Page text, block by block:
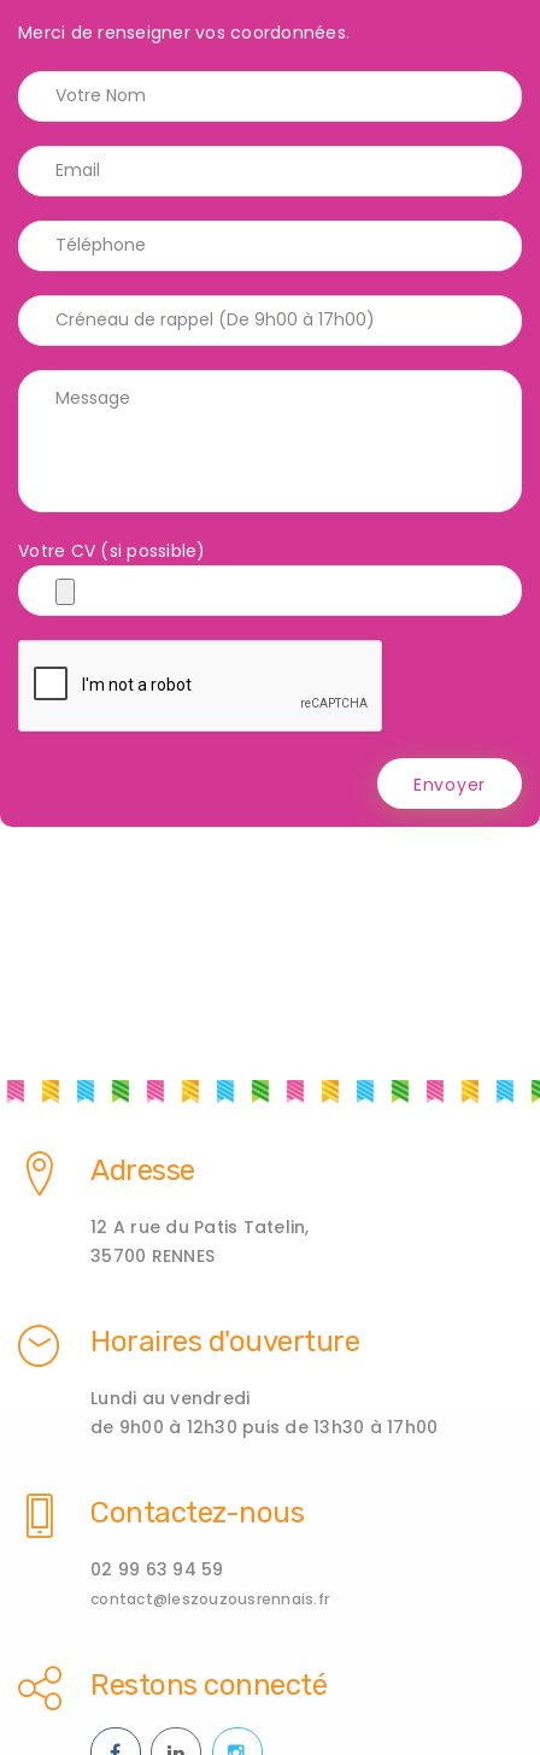
Merci de renseigner vos coordonnées.
Votre CV (si possible)
Envoyer
Adresse
12 A rue du Patis Tatelin,
35700 RENNES
Horaires d'ouverture
Lundi au vendredi
de 9h00 à 12h30 puis de 13h30 à 17h00
Contactez-nous
02 99 63 94 59
contact@leszouzousrennais.fr
Restons connecté